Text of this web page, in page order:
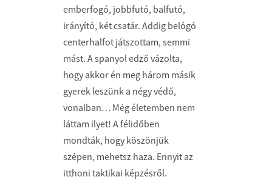
emberfogó, jobbfutó, balfutó,
irányító, két csatár. Addig belógó
centerhalfot játszottam, semmi
mást. A spanyol edző vázolta,
hogy akkor én meg három másik
gyerek leszünk a négy védő,
vonalban… Még életemben nem
láttam ilyet! A félidőben
mondták, hogy köszönjük
szépen, mehetsz haza. Ennyit az
itthoni taktikai képzésről.